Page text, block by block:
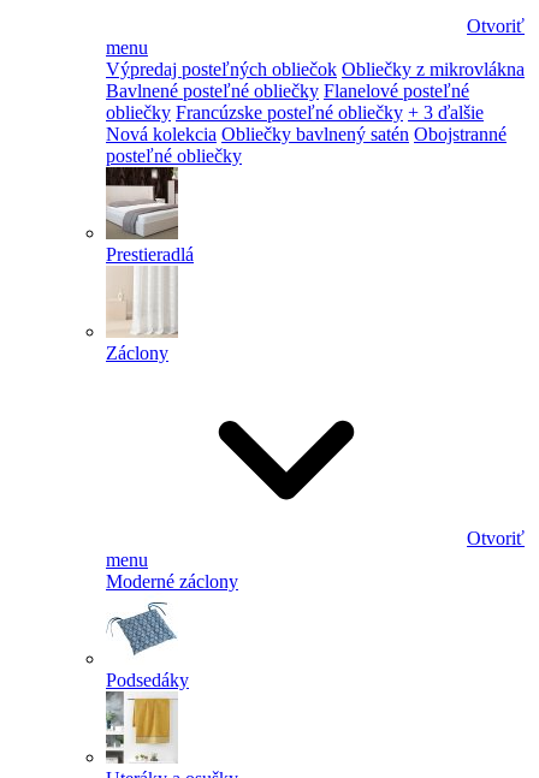
Otvoriť
menu
Výpredaj posteľných obliečok Obliečky z mikrovlákna
Bavlnené posteľné obliečky Flanelové posteľné
obliečky Francúzske posteľné obliečky + 3 ďalšie
Nová kolekcia Obliečky bavlnený satén Obojstranné
posteľné obliečky
Prestieradlá
Záclony
Otvoriť
menu
Moderné záclony
Podsedáky